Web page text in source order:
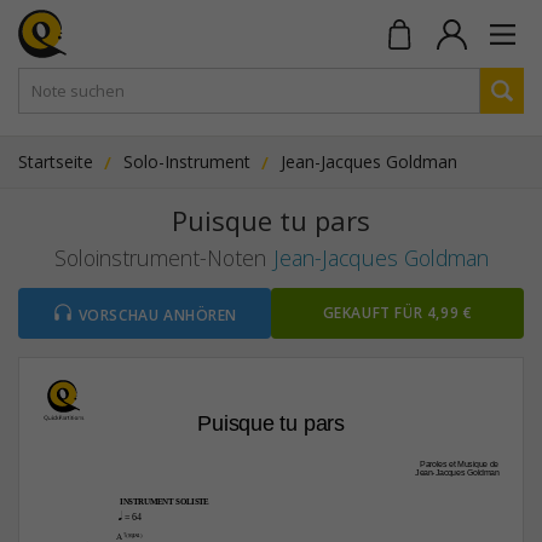
Startseite Solo-Instrument Jean-Jacques Goldman
Puisque tu pars
Soloinstrument-Noten Jean-Jacques Goldman
VORSCHAU ANHÖREN GEKAUFT FÜR 4,99 €
Puisque tu pars
Paroles et Musique de
Jean-Jacques Goldman
q = 64
INSTRUMENT SOLISTE
A7(“4)